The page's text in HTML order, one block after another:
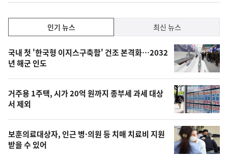
하
락
인
기,
최
신,
오
늘
의
영
상
인기 뉴스 최신 뉴스
인
기
뉴
스
국내 첫 '한국형 이지스구축함' 건조 본격화…2032
년 해군 인도
거주용 1주택, 시가 20억 원까지 종부세 과세 대상
서 제외
보훈의료대상자, 인근 병·의원 등 치매 치료비 지원
받을 수 있어